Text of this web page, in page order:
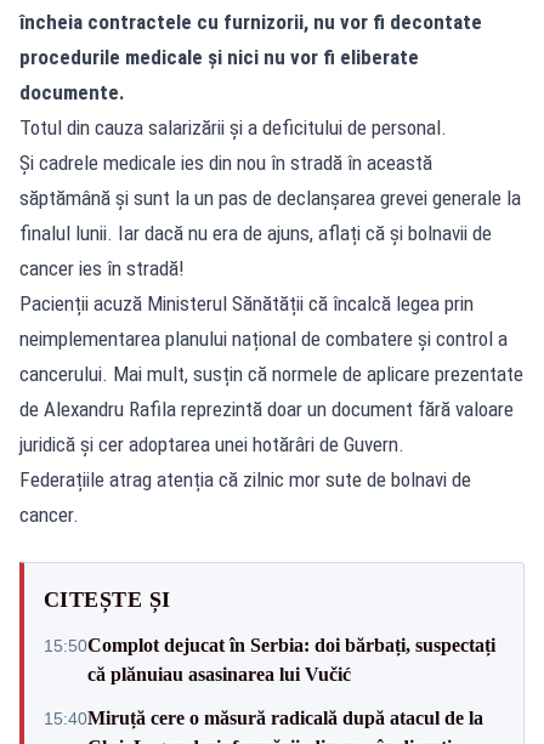
încheia contractele cu furnizorii, nu vor fi decontate
procedurile medicale și nici nu vor fi eliberate
documente.
Totul din cauza salarizării și a deficitului de personal.
Și cadrele medicale ies din nou în stradă în această
săptămână și sunt la un pas de declanșarea grevei generale la
finalul lunii. Iar dacă nu era de ajuns, aflați că și bolnavii de
cancer ies în stradă!
Pacienții acuză Ministerul Sănătății că încalcă legea prin
neimplementarea planului național de combatere și control a
cancerului. Mai mult, susțin că normele de aplicare prezentate
de Alexandru Rafila reprezintă doar un document fără valoare
juridică și cer adoptarea unei hotărâri de Guvern.
Federațiile atrag atenția că zilnic mor sute de bolnavi de
cancer.
CITEȘTE ȘI
15:50Complot dejucat în Serbia: doi bărbați, suspectați
că plănuiau asasinarea lui Vučić
15:40Miruță cere o măsură radicală după atacul de la